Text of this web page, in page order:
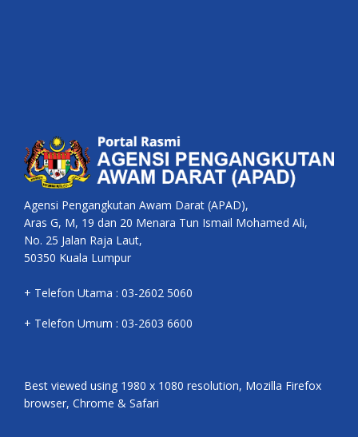
Agensi Pengangkutan Awam Darat (APAD),
Aras G, M, 19 dan 20 Menara Tun Ismail Mohamed Ali,
No. 25 Jalan Raja Laut,
50350 Kuala Lumpur
+ Telefon Utama : 03-2602 5060
+ Telefon Umum : 03-2603 6600
Best viewed using 1980 x 1080 resolution, Mozilla Firefox
browser, Chrome & Safari